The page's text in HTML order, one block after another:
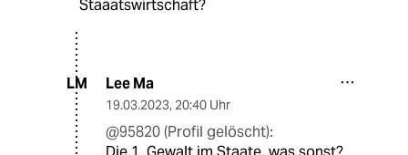
Staaatswirtschaft?
LM Lee Ma
19.03.2023, 20:40 Uhr
@95820 (Profil gelöscht):